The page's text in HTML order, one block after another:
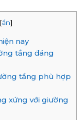
[ẩn]
nay
tầng đáng
tầng phù hợp
xứng với giường